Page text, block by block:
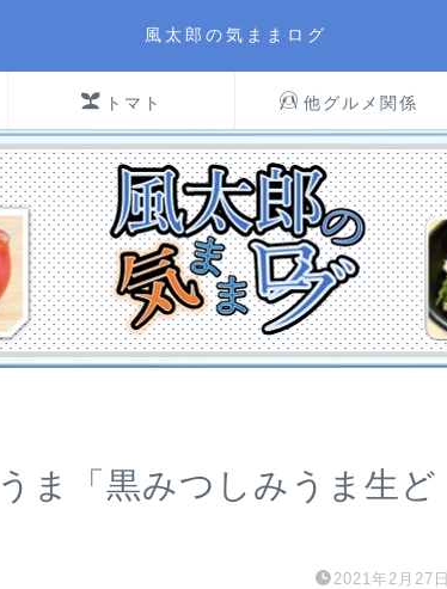
風太郎の気ままログ
トマト 他グルメ関係
ま「黒みつしみうま生ど
2021年2月27日